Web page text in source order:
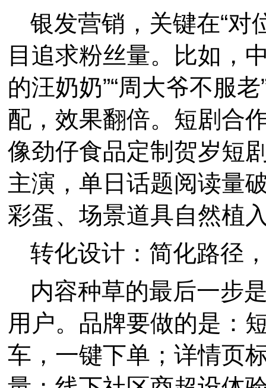
银发营销，关键在“对
目追求粉丝量。比如，
的汪奶奶”“周大爷不服
配，效果翻倍。短剧合
像劲仔食品定制贺岁短
主演，单日话题阅读量
彩蛋、场景道具自然植
转化设计：简化路径
内容种草的最后一步
用户。品牌要做的是：
车，一键下单；详情页